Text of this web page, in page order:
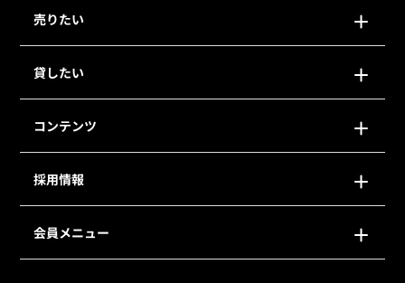
売りたい
貸したい
コンテンツ
採用情報
会員メニュー